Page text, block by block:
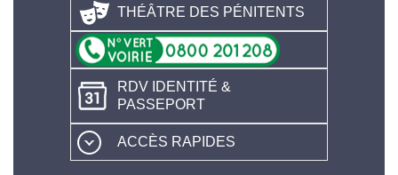
THÉÂTRE DES PÉNITENTS
RDV IDENTITÉ &
PASSEPORT
ACCÈS RAPIDES